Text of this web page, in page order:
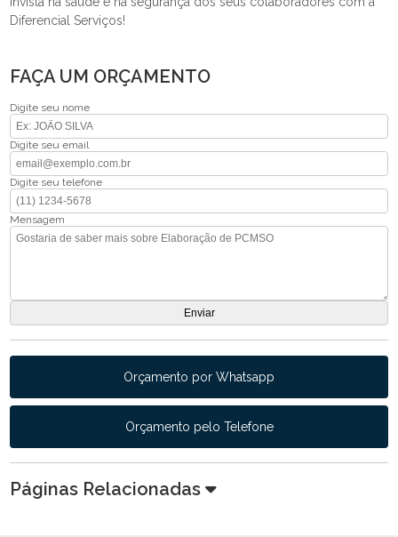
Diferencial Serviços!
FAÇA UM ORÇAMENTO
Digite seu nome
Digite seu email
Digite seu telefone
Mensagem
Orçamento por Whatsapp
Orçamento pelo Telefone
Páginas Relacionadas